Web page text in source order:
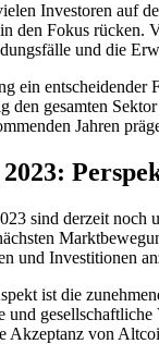
Investoren auf
den Fokus rücken.
und die
ein
den gesamten
Jahren
sind derzeit noch
und Investitionen
ist die
und
Akzeptanz von